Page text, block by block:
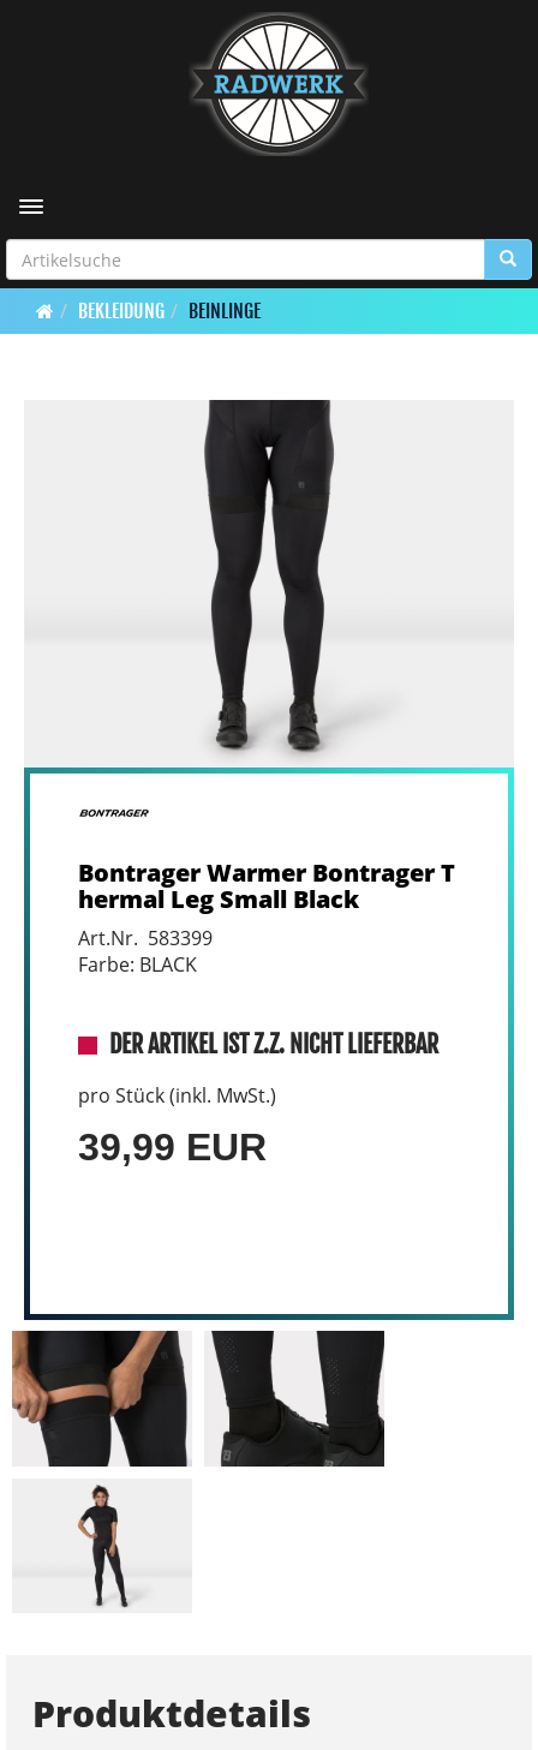
Toggle navigation
BEKLEIDUNG BEINLINGE
Bontrager Warmer Bontrager T
hermal Leg Small Black
Art.Nr. 583399
Farbe: BLACK
DER ARTIKEL IST Z.Z. NICHT LIEFERBAR
pro Stück (inkl. MwSt.)
39,99 EUR
Produktdetails